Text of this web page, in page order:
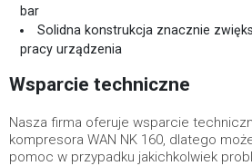
bar
Solidna konstrukcja znacznie
pracy urządzenia
Wsparcie techniczne
Nasza firma oferuje wsparcie
kompresora WAN NK 160, dlatego
pomoc w przypadku jakichkolwiek